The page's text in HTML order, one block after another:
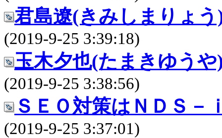
君島遼(きみしまりょ
(2019-9-25 3:39:18)
玉木夕也(たまきゆう
(2019-9-25 3:38:56)
ＳＥＯ対策はＮＤＳ－
(2019-9-25 3:37:01)